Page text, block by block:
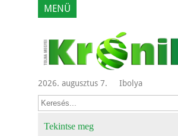
MENÜ
2026. augusztus 7. Ibolya
Tekintse meg